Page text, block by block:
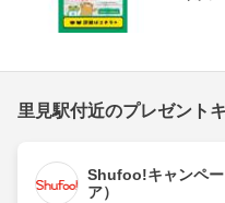
里見駅付近のプレゼント
Shufoo!キャンペー
ア）